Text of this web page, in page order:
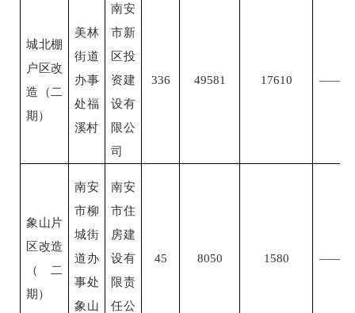
城北棚
户区改
造（二
期）
美林
街道
办事
处福
溪村
南安
市新
区投
资建
设有
限公
司
336 49581 17610 ——
象山片
区改造
（二
期）
南安
市柳
城街
道办
事处
象山
南安
市住
房建
设有
限责
任公
45 8050 1580 ——